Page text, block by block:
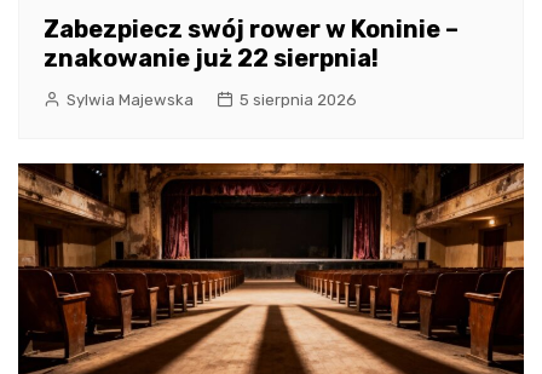
Zabezpiecz swój rower w Koninie –
znakowanie już 22 sierpnia!
Sylwia Majewska 5 sierpnia 2026